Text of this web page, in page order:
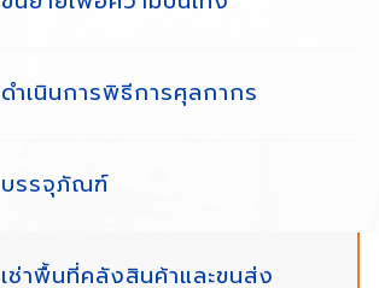
ดำเนินการพิธีการศุลกากร
บรรจุภัณฑ์
เช่าพื้นที่คลังสินค้าและขนส่ง